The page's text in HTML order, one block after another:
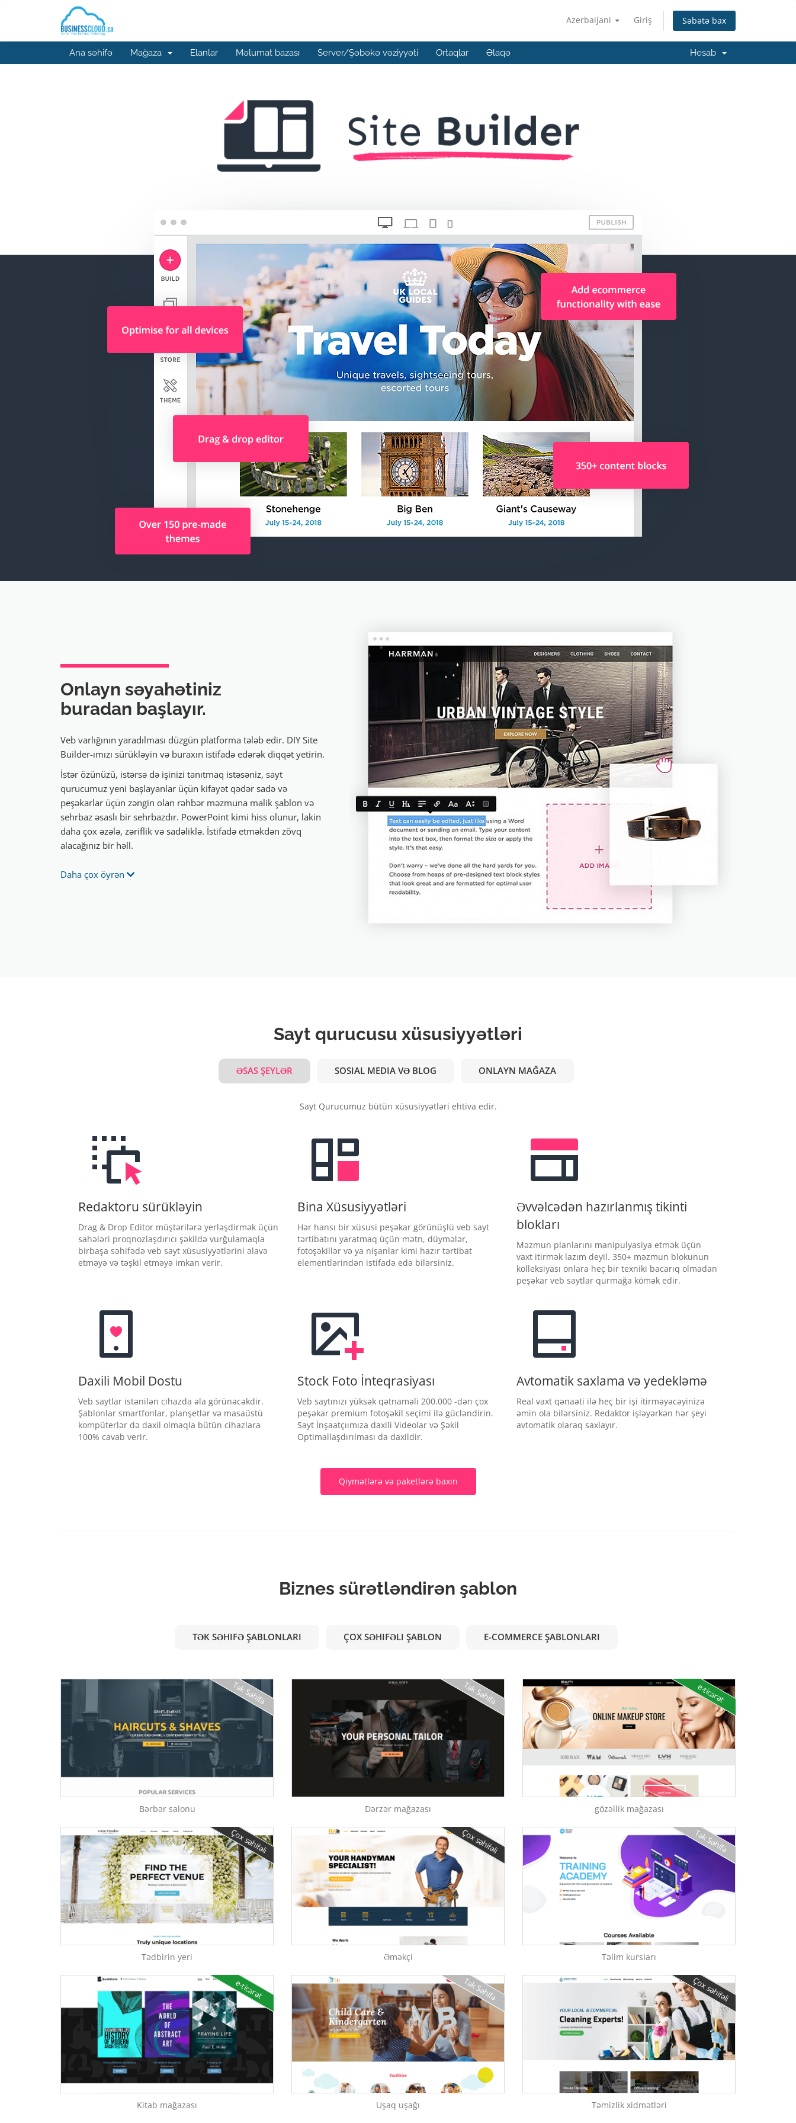
Azerbaijani Giriş Səbətə bax
Ana səhifə Mağaza Elanlar Məlumat bazası Server/Şəbəkə vəziyyəti Ortaqlar Əlaqə Hesab
Onlayn səyahətiniz
buradan başlayır.
Veb varlığının yaradılması düzgün platforma tələb edir. DIY Site
Builder-ımızı sürükləyin və buraxın istifadə edərək diqqət yetirin.
İstər özünüzü, istərsə də işinizi tanıtmaq istəsəniz, sayt
qurucumuz yeni başlayanlar üçün kifayət qədər sadə və
peşəkarlar üçün zəngin olan rəhbər məzmuna malik şablon və
sehrbaz əsaslı bir sehrbazdır. PowerPoint kimi hiss olunur, lakin
daha çox əzələ, zəriflik və sadəliklə. İstifadə etməkdən zövq
alacağınız bir həll.
Daha çox öyrən
Sayt qurucusu xüsusiyyətləri
ƏSAS ŞEYLƏR SOSIAL MEDIA VƏ BLOG ONLAYN MAĞAZA
Sayt Qurucumuz bütün xüsusiyyətləri ehtiva edir.
Redaktoru sürükləyin
Drag & Drop Editor müştərilərə yerləşdirmək üçün
sahələri proqnozlaşdırıcı şəkildə vurğulamaqla
birbaşa səhifədə veb sayt xüsusiyyətlərini əlavə
etməyə və təşkil etməyə imkan verir.
Bina Xüsusiyyətləri
Hər hansı bir xüsusi peşəkar görünüşlü veb sayt
tərtibatını yaratmaq üçün mətn, düymələr,
fotoşəkillər və ya nişanlar kimi hazır tərtibat
elementlərindən istifadə edə bilərsiniz.
Əvvəlcədən hazırlanmış tikinti
blokları
Məzmun planlarını manipulyasiya etmək üçün
vaxt itirmək lazım deyil. 350+ məzmun blokunun
kolleksiyası onlara heç bir texniki bacarıq olmadan
peşəkar veb saytlar qurmağa kömək edir.
Daxili Mobil Dostu
Veb saytlar istənilən cihazda əla görünəcəkdir.
Şablonlar smartfonlar, planşetlər və masaüstü
kompüterlər də daxil olmaqla bütün cihazlara
100% cavab verir.
Stock Foto İnteqrasiyası
Veb saytınızı yüksək qətnaməli 200.000 -dən çox
peşəkar premium fotoşəkil seçimi ilə gücləndirin.
Sayt İnşaatçıımıza daxili Videolar və Şəkil
Optimallaşdırılması da daxildir.
Avtomatik saxlama və yedekləmə
Real vaxt qənaəti ilə heç bir işi itirməyəcəyinizə
əmin ola bilərsiniz. Redaktor işləyərkən hər şeyi
avtomatik olaraq saxlayır.
Qiymətlərə və paketlərə baxın
Biznes sürətləndirən şablon
TƏK SƏHIFƏ ŞABLONLARI ÇOX SƏHIFƏLI ŞABLON E-COMMERCE ŞABLONLARI
Tək Səhifə
Bərbər salonu
Tək Səhifə
Dərzər mağazası
e-ticarət
gözəllik mağazası
Çox səhifəli
Tədbirin yeri
Çox səhifəli
Əməkçi
Tək Səhifə
Təlim kursları
e-ticarət
Kitab mağazası
Tək Səhifə
Uşaq uşağı
Çox səhifəli
Təmizlik xidmətləri